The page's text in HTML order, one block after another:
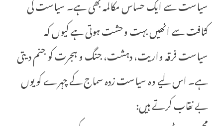
کثافت سے انھیں بہت وحشت ہوتی ہے کیوں کہ
سیاست فرقہ واریت، دہشت، جنگ و ہجرت کو جنم دیتی
ہے۔ اس لیے وہ سیاست زدہ سماج کے چہرے کو یوں
بے نقاب کرتے ہیں: